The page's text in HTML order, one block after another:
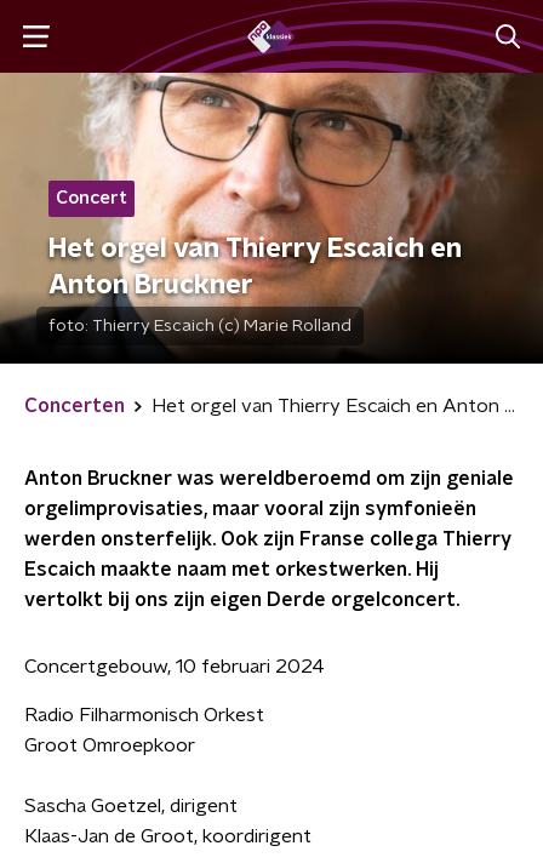
Concert
Het orgel van Thierry Escaich en
Anton Bruckner
foto: Thierry Escaich (c) Marie Rolland
Concerten Het orgel van Thierry Escaich en Anton Bruckner
Anton Bruckner was wereldberoemd om zijn geniale
orgelimprovisaties, maar vooral zijn symfonieën
werden onsterfelijk. Ook zijn Franse collega Thierry
Escaich maakte naam met orkestwerken. Hij
vertolkt bij ons zijn eigen Derde orgelconcert.
Concertgebouw, 10 februari 2024
Radio Filharmonisch Orkest
Groot Omroepkoor
Sascha Goetzel, dirigent
Klaas-Jan de Groot, koordirigent